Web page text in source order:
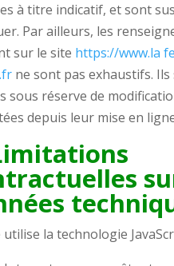
à titre indicatif, et sont
Par ailleurs, les
sur le site https://www.la
ne sont pas exhaustifs. Ils
sous réserve de
depuis leur mise en
utilise la technologie